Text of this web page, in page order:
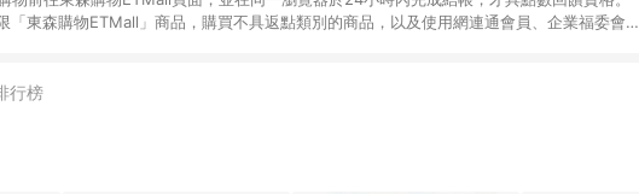
「東森購物ETMall」商品，購買不具返點類別的商品，以及使用網連通會員、企業福委會員
如取消訂單、退貨、退款或購物中登出東森購物ETMall，將無法獲得點數回饋。 5. 點數回
設有「單一商品最高回饋點數」機制(特殊活動時開放「回饋無上限」)，以同一訂單中同一
行榜